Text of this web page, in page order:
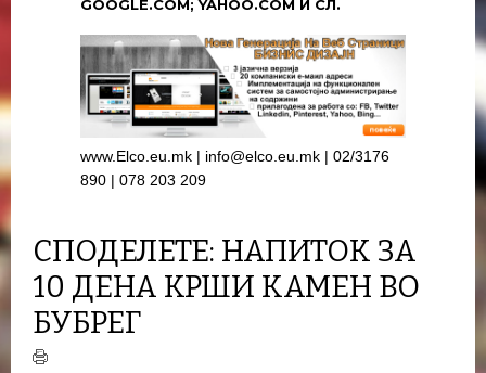
GOOGLE.COM; YAHOO.COM И СЛ.
www.Elco.eu.mk | info@elco.eu.mk | 02/3176
890 | 078 203 209
СПОДЕЛЕТЕ: НАПИТОК ЗА
10 ДЕНА КРШИ КАМЕН ВО
БУБРЕГ